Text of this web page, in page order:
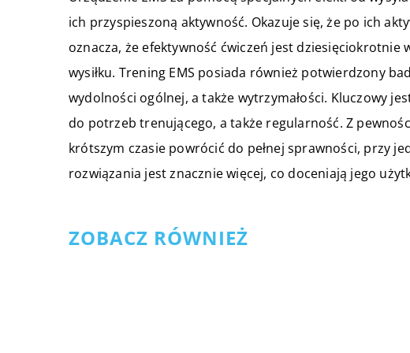
ich przyspieszoną aktywność. Okazuje się, że po ich
oznacza, że efektywność ćwiczeń jest dziesięciokrotnie
wysiłku. Trening EMS posiada również potwierdzony
wydolności ogólnej, a także wytrzymałości. Kluczowy
do potrzeb trenującego, a także regularność. Z
krótszym czasie powrócić do pełnej sprawności, przy
rozwiązania jest znacznie więcej, co doceniają jego
ZOBACZ RÓWNIEŻ